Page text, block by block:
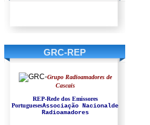
GRC-REP
Grupo Radioamadores de
Cascais
REP-Rede dos Emissores
PortuguesesAssociação Nacionalde
Radioamadores